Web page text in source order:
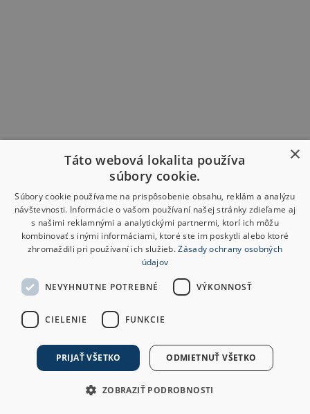
×
Táto webová lokalita používa
súbory cookie.
Súbory cookie používame na prispôsobenie obsahu, reklám a analýzu
návštevnosti. Informácie o vašom používaní našej stránky zdieľame aj
s našimi reklamnými a analytickými partnermi, ktorí ich môžu
kombinovať s inými informáciami, ktoré ste im poskytli alebo ktoré
zhromaždili pri používaní ich služieb.Zásady ochrany osobných
údajov
NEVYHNUTNE POTREBNÉ VÝKONNOSŤ
CIELENIE FUNKCIE
PRIJAŤ VŠETKO ODMIETNUŤ VŠETKO
ZOBRAZIŤ PODROBNOSTI